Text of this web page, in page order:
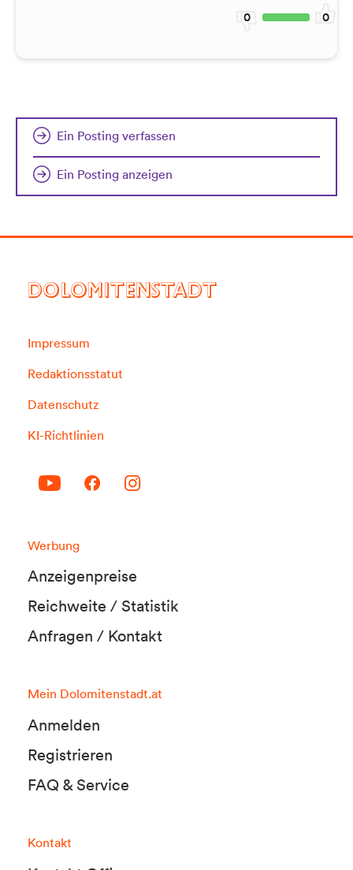
0 0
Ein Posting verfassen
Ein Posting anzeigen
DOLOMITENSTADT
Impressum
Redaktionsstatut
Datenschutz
KI-Richtlinien
Werbung
Anzeigenpreise
Reichweite / Statistik
Anfragen / Kontakt
Mein Dolomitenstadt.at
Anmelden
Registrieren
FAQ & Service
Kontakt